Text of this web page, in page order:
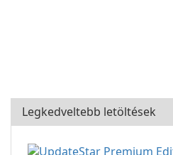
Legkedveltebb letöltések